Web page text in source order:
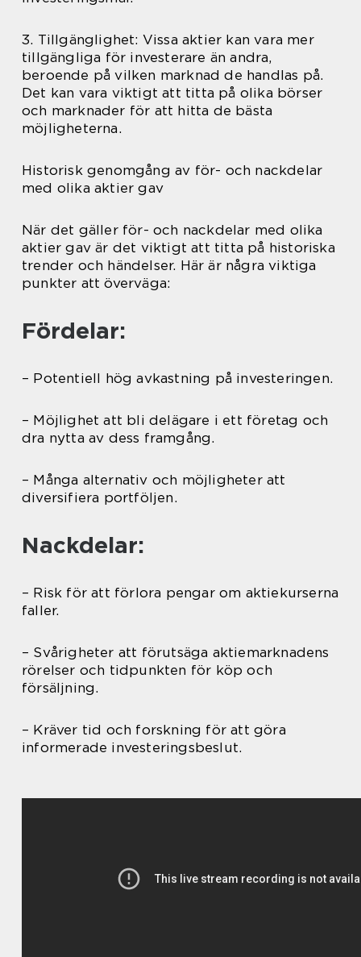
3. Tillgänglighet: Vissa aktier kan vara mer
tillgängliga för investerare än andra,
beroende på vilken marknad de handlas på.
Det kan vara viktigt att titta på olika börser
och marknader för att hitta de bästa
möjligheterna.
Historisk genomgång av för- och nackdelar
med olika aktier gav
När det gäller för- och nackdelar med olika
aktier gav är det viktigt att titta på historiska
trender och händelser. Här är några viktiga
punkter att överväga:
Fördelar:
– Potentiell hög avkastning på investeringen.
– Möjlighet att bli delägare i ett företag och
dra nytta av dess framgång.
– Många alternativ och möjligheter att
diversifiera portföljen.
Nackdelar:
– Risk för att förlora pengar om aktiekurserna
faller.
– Svårigheter att förutsäga aktiemarknadens
rörelser och tidpunkten för köp och
försäljning.
– Kräver tid och forskning för att göra
informerade investeringsbeslut.